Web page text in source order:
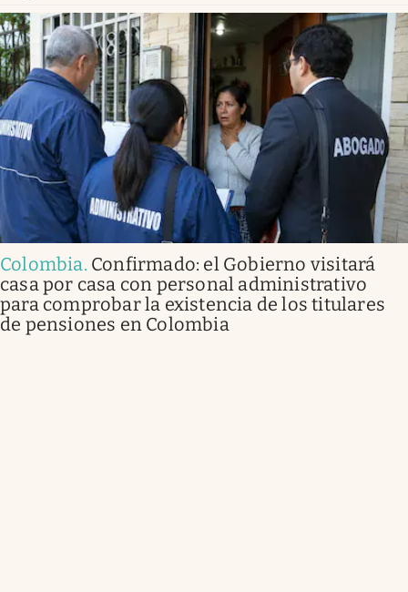
Colombia. Confirmado: el Gobierno visitará
casa por casa con personal administrativo
para comprobar la existencia de los titulares
de pensiones en Colombia